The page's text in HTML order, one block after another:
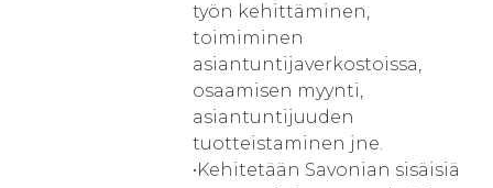
työn kehittäminen,
toimiminen
asiantuntijaverkostoissa,
osaamisen myynti,
asiantuntijuuden
tuotteistaminen jne.
•Kehitetään Savonian sisäisiä